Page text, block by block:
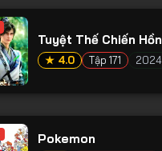
Tuyệt Thế Chiến Hồn
★ 4.0 Tập 171 2024
Pokemon